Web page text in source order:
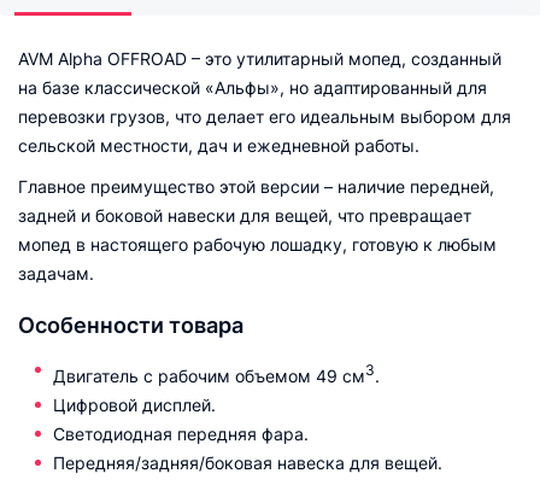
AVM Alpha OFFROAD – это утилитарный мопед, созданный
на базе классической «Альфы», но адаптированный для
перевозки грузов, что делает его идеальным выбором для
сельской местности, дач и ежедневной работы.
Главное преимущество этой версии – наличие передней,
задней и боковой навески для вещей, что превращает
мопед в настоящего рабочую лошадку, готовую к любым
задачам.
Особенности товара
Двигатель с рабочим объемом 49 см3.
Цифровой дисплей.
Светодиодная передняя фара.
Передняя/задняя/боковая навеска для вещей.